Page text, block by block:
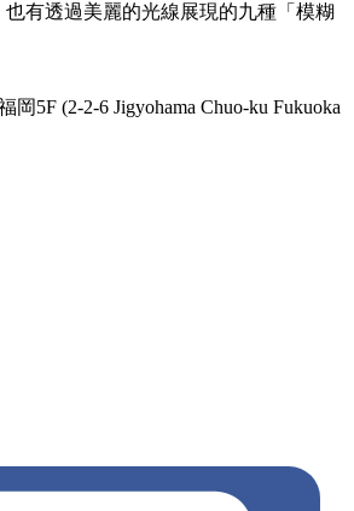
有透過美麗的光線展現的九種「模糊
岡5F (2-2-6 Jigyohama Chuo-ku Fukuoka